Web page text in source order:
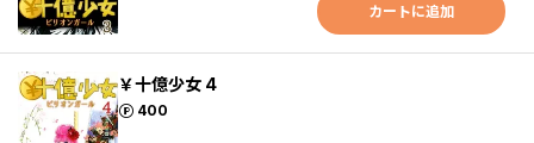
カートに追加
￥十億少女 4
400
ポイント